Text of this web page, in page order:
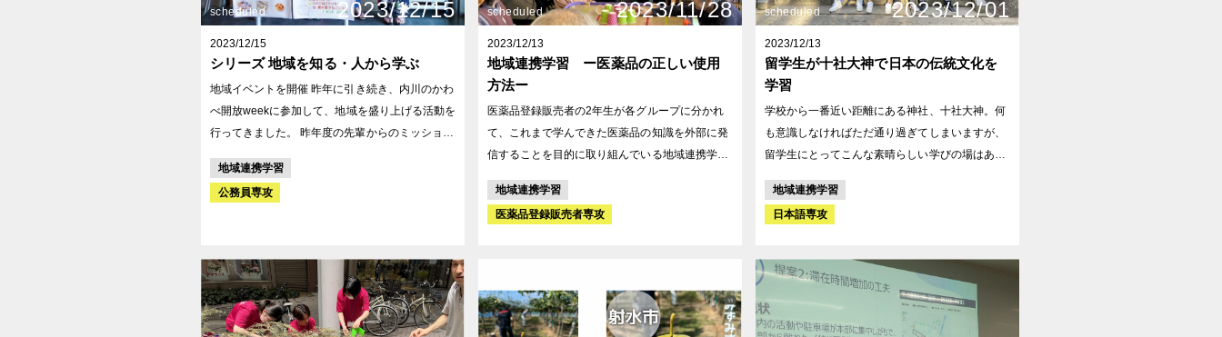
ー･･･ホスピタリティ学習
scheduled 2023/12/15
2023/12/15
シリーズ 地域を知る・人から学ぶ
地域イベントを開催 昨年に引き続き、内川のかわ
べ開放weekに参加して、地域を盛り上げる活動を
行ってきました。 昨年度の先輩からのミッション
践。 内川らしさも出すために、口コミで観光客に
人気の観光船船長のミーちゃんをプロデュースす
私たちがフィールドワークで見つけた内川地区の
おすすめスポットの展示も行いました。
地域連携学習
公務員専攻
scheduled 2023/11/28
2023/12/13
地域連携学習 ー医薬品の正しい使用
方法ー
医薬品登録販売者の2年生が各グループに分かれ
て、これまで学んできた医薬品の知識を外部に発
信することを目的に取り組んでいる地域連携学習
したい内容は「医薬品の正しい使用方法」につい
てです。 発信場所としてご協力いただいたのは射
交換や注意喚起を行い、最後に学生たちが作成し
たポスターをお渡ししました 今回の実習を通し
地域連携学習
医薬品登録販売者専攻
scheduled 2023/12/01
2023/12/13
留学生が十社大神で日本の伝統文化を
学習
学校から一番近い距離にある神社、十社大神。何
も意識しなければただ通り過ぎてしまいますが、
留学生にとってこんな素晴らしい学びの場はあり
力いただき、神社と寺の違いからはじまり、この
神社の歴史や由来など詳しく説明していただきま
びの時間になりました。今後、この学びを学びで
終わらせることなく、提案なども考えてお返しし
ようと考えています。
地域連携学習
日本語専攻